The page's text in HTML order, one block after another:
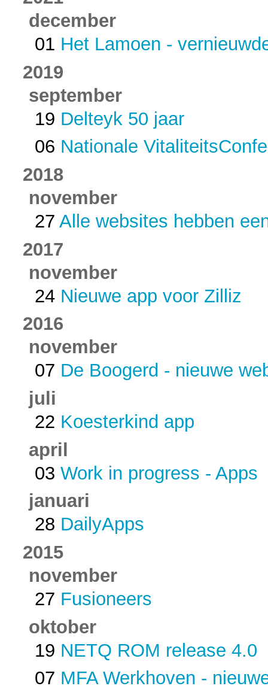
december
01 Het Lamoen -
2019
september
19 Delteyk 50 jaar
06 Nationale
2018
november
27 Alle websites hebben
2017
november
24 Nieuwe app voor Zilliz
2016
november
07 De Boogerd - nieuwe
juli
22 Koesterkind app
april
03 Work in progress - Apps
januari
28 DailyApps
2015
november
27 Fusioneers
oktober
19 NETQ ROM release 4.0
07 MFA Werkhoven -